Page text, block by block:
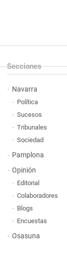
Secciones
Navarra
Política
Sucesos
Tribunales
Sociedad
Pamplona
Opinión
Editorial
Colaboradores
Blogs
Encuestas
Osasuna